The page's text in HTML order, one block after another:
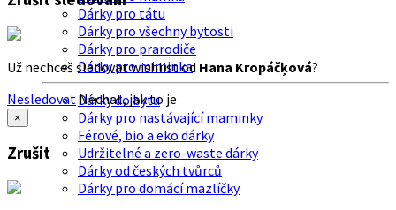
Dárky pro tátu
Dárky pro všechny bytosti
Dárky pro prarodiče
Dárky pro miminka
Dárky do bytu
Dárky pro nastávající maminky
Férové, bio a eko dárky
Udržitelné a zero-waste dárky
Dárky od českých tvůrců
Dárky pro domácí mazlíčky
Už nechceš sledovat wishlist od Hana Kropáčķová?
Nesledovat Nechat, jak to je
×
Zrušit